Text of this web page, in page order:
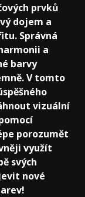
prvků
dojem a
Správná
a
barvy
V tomto
vizuální
porozumět
využít
svých
nové